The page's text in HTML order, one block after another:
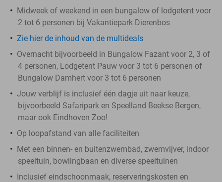
Midweek of weekend in een bungalow of lodgetent voor
2 tot 6 personen bij Vakantiepark Dierenbos
Zie hier de inhoud van de multideals
Overnacht bijvoorbeeld in Bungalow Fazant voor 2, 3 of
4 personen, Lodgetent Pauw voor 3 tot 6 personen of
Bungalow Damhert voor 3 tot 6 personen
Jouw verblijf is inclusief één dagje uit naar keuze,
bijvoorbeeld Safaripark en Speelland Beekse Bergen,
maar ook Eindhoven Zoo!
Op loopafstand van alle faciliteiten
Met een binnen- en buitenzwembad, zwemvijver, indoor
speeltuin, bowlingbaan en diverse speeltuinen
Inclusief eindschoonmaak, reserveringskosten en